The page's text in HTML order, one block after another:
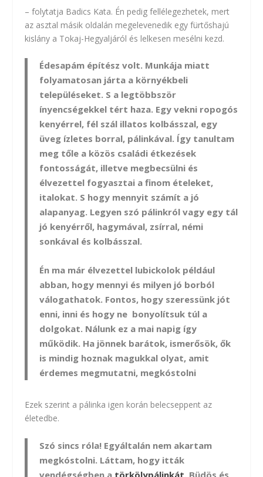
– folytatja Badics Kata. Én pedig fellélegezhetek, mert
az asztal másik oldalán megelevenedik egy fürtőshajú
kislány a Tokaj-Hegyaljáról és lelkesen mesélni kezd.
Édesapám építész volt. Munkája miatt
folyamatosan járta a környékbeli
településeket. S a legtöbbször
ínyencségekkel tért haza. Egy vekni ropogós
kenyérrel, fél szál illatos kolbásszal, egy
üveg ízletes borral, pálinkával. Így tanultam
meg tőle a közös családi étkezések
fontosságát, illetve megbecsülni és
élvezettel fogyasztai a finom ételeket,
italokat. S hogy mennyit számít a jó
alapanyag. Legyen szó pálinkról vagy egy tál
jó kenyérről, hagymával, zsírral, némi
sonkával és kolbásszal.
Én ma már élvezettel lubickolok például
abban, hogy mennyi és milyen jó borból
válogathatok. Fontos, hogy szeressünk jót
enni, inni és hogy ne bonyolítsuk túl a
dolgokat. Nálunk ez a mai napig így
működik. Ha jönnek barátok, ismerősök, ők
is mindig hoznak magukkal olyat, amit
érdemes megmutatni, megkóstolni
Ezek szerint a pálinka igen korán belecseppent az
életedbe.
Szó sincs róla! Egyáltalán nem akartam
megkóstolni. Láttam, hogy itták
vendégségben a törkölypálinkát . Büdös és